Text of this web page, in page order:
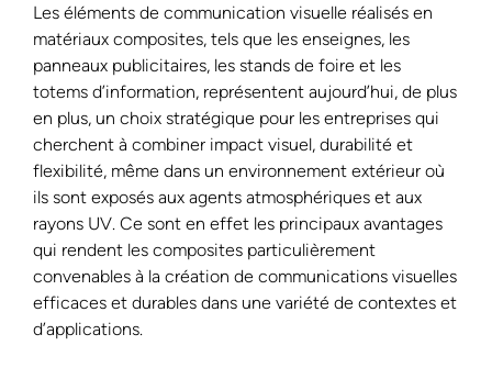
Les éléments de communication visuelle réalisés en
matériaux composites, tels que les enseignes, les
panneaux publicitaires, les stands de foire et les
totems d’information, représentent aujourd’hui, de plus
en plus, un choix stratégique pour les entreprises qui
cherchent à combiner impact visuel, durabilité et
flexibilité, même dans un environnement extérieur où
ils sont exposés aux agents atmosphériques et aux
rayons UV. Ce sont en effet les principaux avantages
qui rendent les composites particulièrement
convenables à la création de communications visuelles
efficaces et durables dans une variété de contextes et
d’applications.